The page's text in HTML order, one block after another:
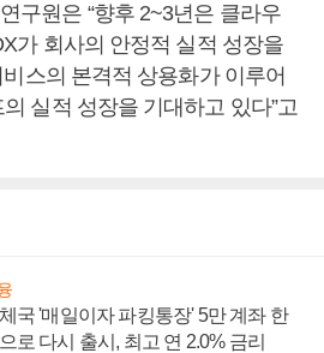
구원은 “향후 2~3년은 클라우
가 회사의 안정적 실적 성장을
비스의 본격적 상용화가 이루어
실적 성장을 기대하고 있다”고
국 '매일이자 파킹통장' 5만 계좌 한
로 다시 출시, 최고 연 2.0% 금리